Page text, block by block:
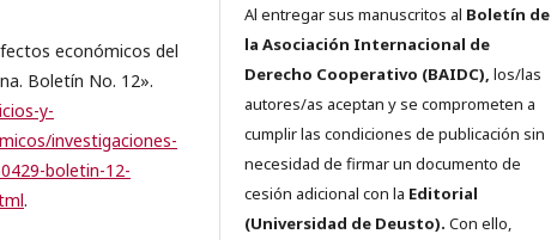
económicos del
Boletín No. 12».
y-
investigaciones-
boletin-12-
.
Al entregar sus manuscritos al Boletín de
la Asociación Internacional de
Derecho Cooperativo (BAIDC), los/las
autores/as aceptan y se comprometen a
cumplir las condiciones de publicación sin
necesidad de firmar un documento de
cesión adicional con la Editorial
(Universidad de Deusto). Con ello,